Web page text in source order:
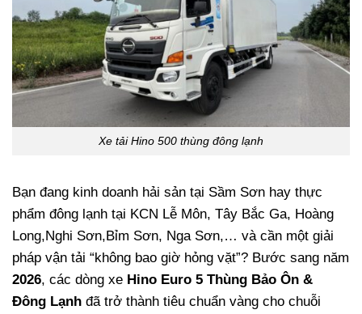
Xe tải Hino 500 thùng đông lạnh
Bạn đang kinh doanh hải sản tại Sầm Sơn hay thực
phẩm đông lạnh tại KCN Lễ Môn, Tây Bắc Ga, Hoàng
Long,Nghi Sơn,Bỉm Sơn, Nga Sơn,… và cần một giải
pháp vận tải “không bao giờ hỏng vặt”? Bước sang năm
2026, các dòng xe Hino Euro 5 Thùng Bảo Ôn &
Đông Lạnh đã trở thành tiêu chuẩn vàng cho chuỗi